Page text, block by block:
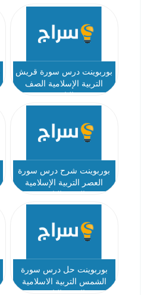
بوربوينت درس سورة قريش
التربية الإسلامية الصف
بوربوينت شرح درس سورة
العصر التربية الإسلامية
بوربوينت حل درس سورة
الشمس التربية الاسلامية